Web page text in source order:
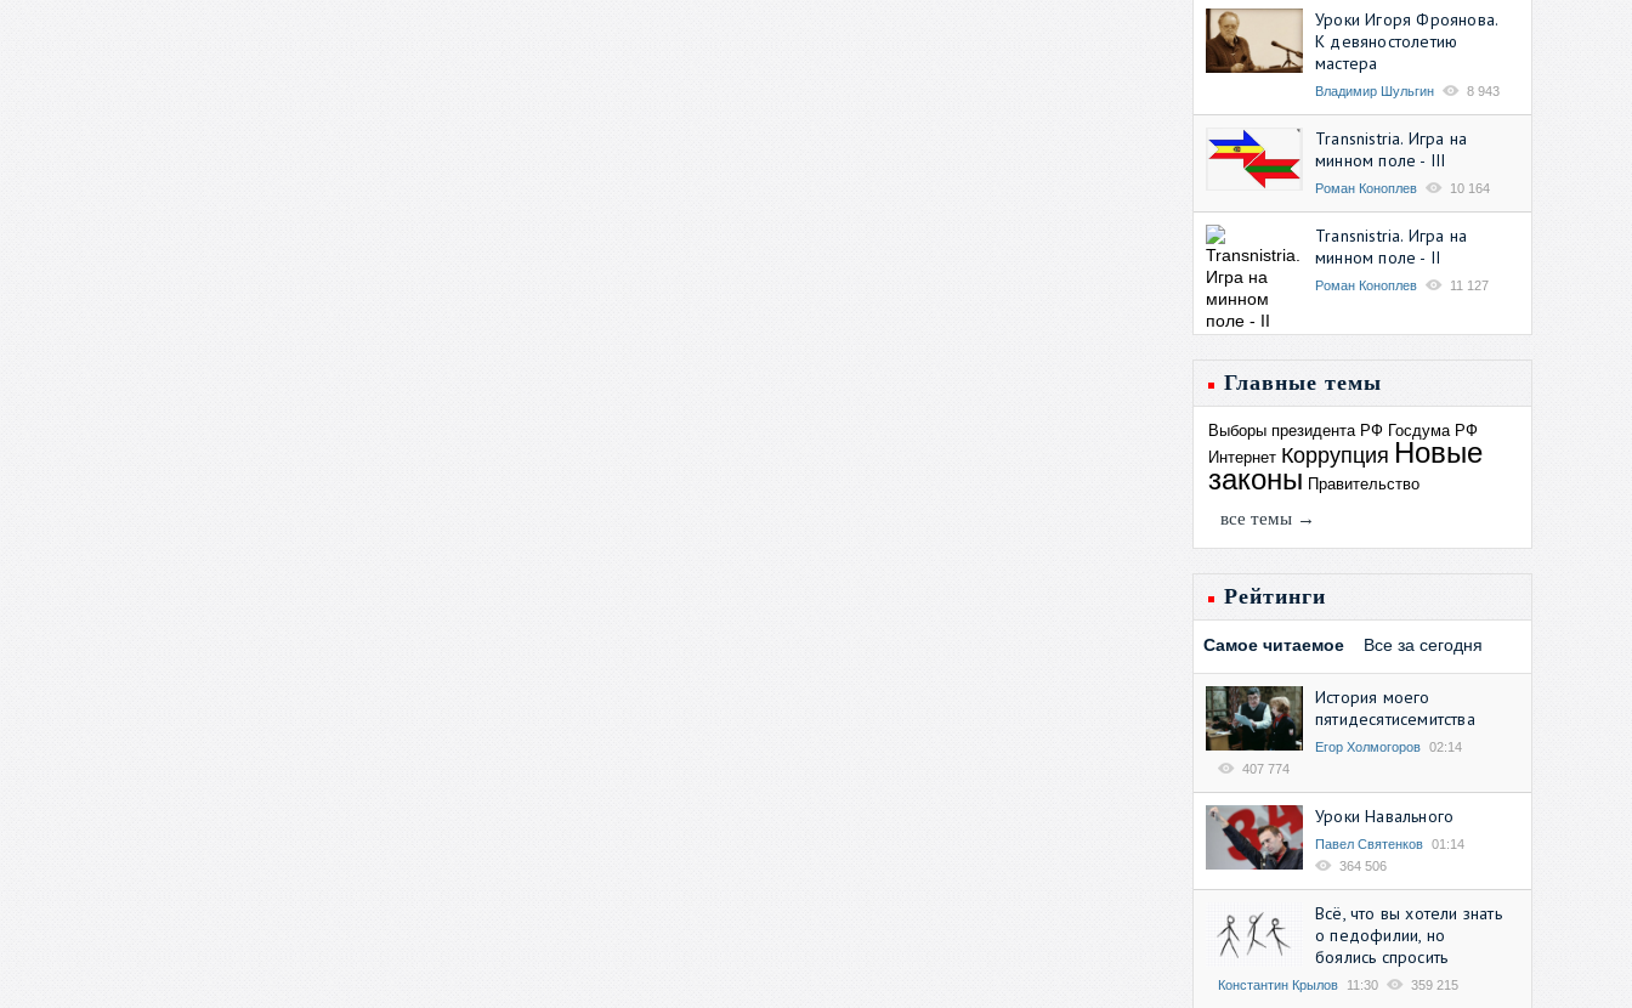
Уроки Игоря Фроянова.
К девяностолетию
мастера
Владимир Шульгин 8 943
Transnistria. Игра на
минном поле - III
Роман Коноплев 10 164
Transnistria. Игра на
минном поле - II
Роман Коноплев 11 127
Главные темы
Выборы президента РФ Госдума РФ
Интернет Коррупция Новые
законы Правительство
все темы →
Рейтинги
Самое читаемое Все за сегодня
История моего
пятидесятисемитства
Егор Холмогоров 02:14
407 774
Уроки Навального
Павел Святенков 01:14
364 506
Всё, что вы хотели знать
о педофилии, но
боялись спросить
Константин Крылов 11:30 359 215